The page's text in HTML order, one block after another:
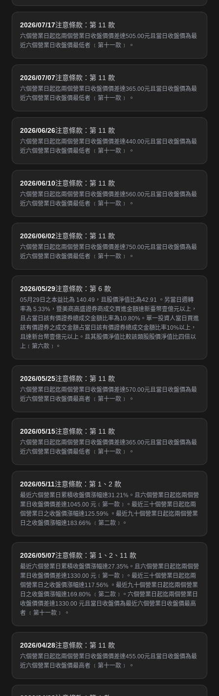
2026/07/17注意條款：第 11 款
六個營業日起迄兩個營業日收盤價價差達505.00元且當日收盤價為最
近六個營業日收盤價最低者 ﹝第十一款﹞ 。
2026/07/07注意條款：第 11 款
六個營業日起迄兩個營業日收盤價價差達365.00元且當日收盤價為最
近六個營業日收盤價最低者 ﹝第十一款﹞ 。
2026/06/26注意條款：第 11 款
六個營業日起迄兩個營業日收盤價價差達440.00元且當日收盤價為最
近六個營業日收盤價最低者 ﹝第十一款﹞ 。
2026/06/10注意條款：第 11 款
六個營業日起迄兩個營業日收盤價價差達560.00元且當日收盤價為最
近六個營業日收盤價最低者 ﹝第十一款﹞ 。
2026/06/02注意條款：第 11 款
六個營業日起迄兩個營業日收盤價價差達750.00元且當日收盤價為最
近六個營業日收盤價最低者 ﹝第十一款﹞ 。
2026/05/29注意條款：第 6 款
05月29日之本益比為 140.49，且股價淨值比為42.91 。另當日週轉
率為 5.33%，暨美商高盛證券商成交買進金額達新臺幣壹億元以上，
且占當日該有價證券總成交金額比率為10.80%。單一投資人當日買進
該有價證券之成交金額占當日該有價證券總成交金額比率10%以上，
且達新台幣壹億元以上。且其股價淨值比較該類股股價淨值比四倍以
上﹝第六款﹞。
2026/05/25注意條款：第 11 款
六個營業日起迄兩個營業日收盤價價差達570.00元且當日收盤價為最
近六個營業日收盤價最高者 ﹝第十一款﹞ 。
2026/05/15注意條款：第 11 款
六個營業日起迄兩個營業日收盤價價差達365.00元且當日收盤價為最
近六個營業日收盤價最低者 ﹝第十一款﹞ 。
2026/05/11注意條款：第 1、2 款
最近六個營業日累積收盤價漲幅達31.21%。且六個營業日起迄兩個營
業日收盤價價差達1045.00 元﹝第一款﹞。最近三十個營業日起迄兩
個營業日之收盤價漲幅達125.59% 。最近九十個營業日起迄兩個營業
日之收盤價漲幅達183.66% ﹝第二款﹞。
2026/05/07注意條款：第 1、2、11 款
最近六個營業日累積收盤價漲幅達27.35%。且六個營業日起迄兩個營
業日收盤價價差達1330.00 元﹝第一款﹞。最近三十個營業日起迄兩
個營業日之收盤價漲幅達117.56% 。最近九十個營業日起迄兩個營業
日之收盤價漲幅達169.80% ﹝第二款﹞。六個營業日起迄兩個營業日
收盤價價差達1330.00 元且當日收盤價為最近六個營業日收盤價最高
者 ﹝第十一款﹞ 。
2026/04/28注意條款：第 11 款
六個營業日起迄兩個營業日收盤價價差達455.00元且當日收盤價為最
近六個營業日收盤價最高者 ﹝第十一款﹞ 。